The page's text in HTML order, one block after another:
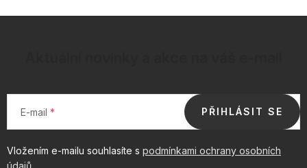
E-mail
Vložením e-mailu souhlasíte s podmínkami ochrany osobních
údajů
PŘIHLÁSIT SE